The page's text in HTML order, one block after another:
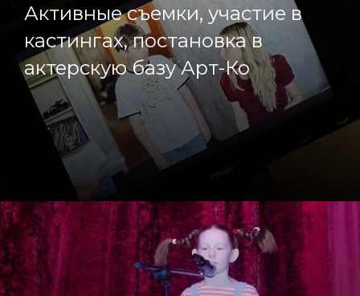
Активные съемки, участие в
кастингах, постановка в
актерскую базу Арт-Ко